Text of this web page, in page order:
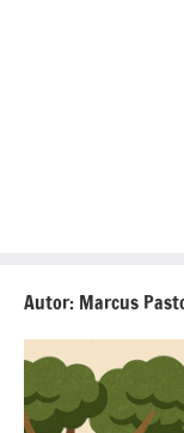
Autor: Marcus